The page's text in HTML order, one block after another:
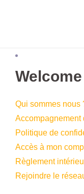
Welcome
Qui sommes nous
Accompagnement
Politique de
Accès à mon
Règlement
Rejoindre le